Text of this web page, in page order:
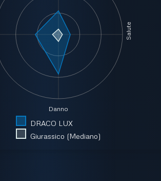
Salute
Danno
DRACO LUX
Giurassico (Mediano)